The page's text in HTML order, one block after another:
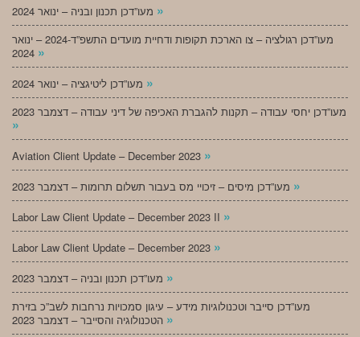
»
מעו”דכן רגולציה – צו הארכת תקופות ודחיית מועדים התשפ”ד-2024 – ינואר
»
»
מעו”דכן יחסי עבודה – תקנות להגברת האכיפה של דיני עבודה – דצמבר 2023
»
Aviation Client Update – December 2023 »
»
Labor Law Client Update – December 2023 II »
Labor Law Client Update – December 2023 »
»
מעו”דכן סייבר וטכנולוגיות מידע – עיגון סמכויות נרחבות לשב”כ בזירת
»